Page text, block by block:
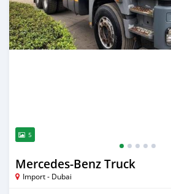
5
Mercedes‒Benz Truck
Import - Dubai